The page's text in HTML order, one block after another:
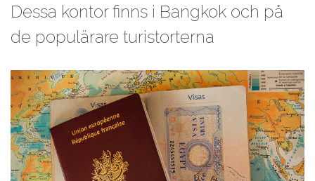
Dessa kontor finns i Bangkok och på
de populärare turistorterna